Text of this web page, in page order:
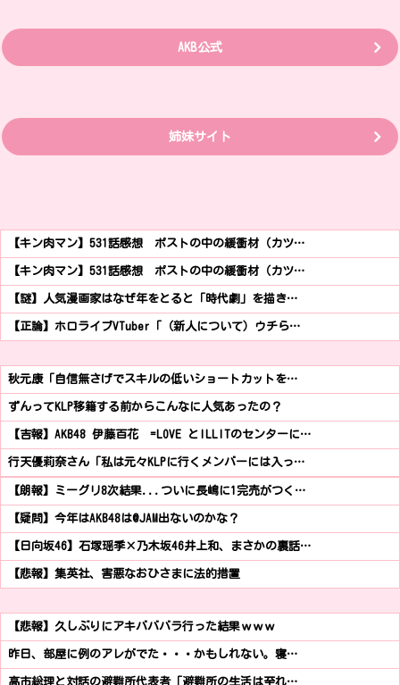
AKB公式
姉妹サイト
【キン肉マン】531話感想 ポストの中の緩衝材（カツ…
【キン肉マン】531話感想 ポストの中の緩衝材（カツ…
【謎】人気漫画家はなぜ年をとると「時代劇」を描き…
【正論】ホロライブVTuber「（新人について）ウチら…
秋元康「自信無さげでスキルの低いショートカットを…
ずんってKLP移籍する前からこんなに人気あったの？
【吉報】AKB48 伊藤百花 =LOVE とILLITのセンターに…
行天優莉奈さん「私は元々KLPに行くメンバーには入っ…
【朗報】ミーグリ8次結果...ついに長嶋に1完売がつく…
【疑問】今年はAKB48は@JAM出ないのかな？
【日向坂46】石塚瑶季×乃木坂46井上和、まさかの裏話…
【悲報】集英社、害悪なおひさまに法的措置
【悲報】久しぶりにアキバババラ行った結果ｗｗｗ
昨日、部屋に例のアレがでた・・・かもしれない。寝…
高市総理と対話の避難所代表者「避難所の生活は至れ…